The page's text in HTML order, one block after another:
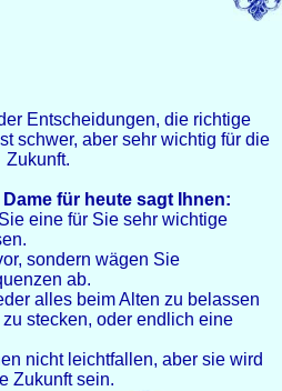
Entscheidungen, die richtige
schwer, aber sehr wichtig für die
Zukunft.
Dame für heute sagt Ihnen:
eine für Sie sehr wichtige
sondern wägen Sie
ab.
alles beim Alten zu belassen
stecken, oder endlich eine
nicht leichtfallen, aber sie wird
Zukunft sein.